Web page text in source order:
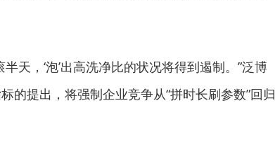
，‘泡’出高洗净比的状况将得到遏制。”泛博
的提出，将强制企业竞争从“拼时长刷参数”回归